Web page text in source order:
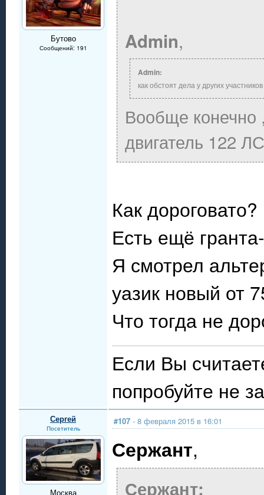
Бутово
Сообщений: 191 Admin,
Admin:
как обстоят дела у других
Вообще конечно
двигатель 122
Как
Есть ещё
Я смотрел
уазик новый от
Что тогда не
Если Вы
попробуйте не
Сергей
Посетитель
Москва
#107 - 8 февраля 2015 в 16:01
Сержант,
Сержант: